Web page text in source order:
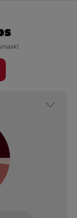
met kaas, maar
kaas.